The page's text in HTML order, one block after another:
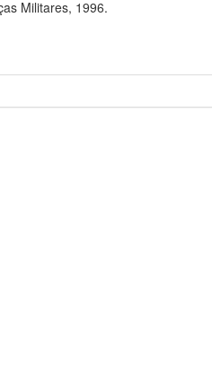
Militares, 1996.